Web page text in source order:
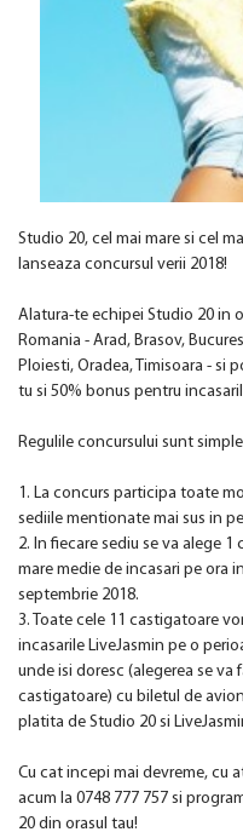
Studio 20, cel mai mare si cel
lanseaza concursul verii 2018!
Alatura-te echipei Studio 20 in
Romania - Arad, Brasov,
Ploiesti, Oradea, Timisoara - si
tu si 50% bonus pentru
Regulile concursului sunt
1. La concurs participa toate
sediile mentionate mai sus in
2. In fiecare sediu se va alege
mare medie de incasari pe ora
septembrie 2018.
3. Toate cele 11 castigatoare
incasarile LiveJasmin pe o
unde isi doresc (alegerea se va
castigatoare) cu biletul de
platita de Studio 20 si
Cu cat incepi mai devreme, cu
acum la 0748 777 757 si
20 din orasul tau!